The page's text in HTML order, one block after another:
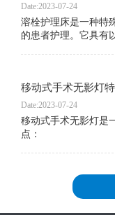
Date:2023-07-24
溶栓护理床是一种特
的患者护理。它具有
移动式手术无影灯
Date:2023-07-24
移动式手术无影灯是
点：